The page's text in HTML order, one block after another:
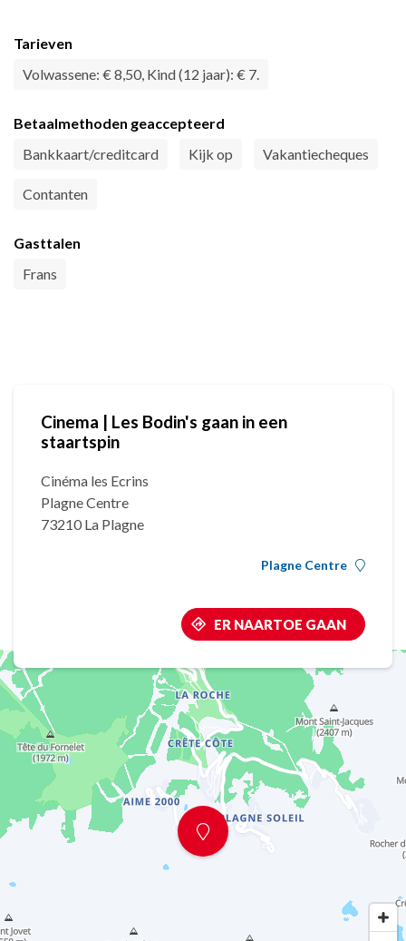
Tarieven
Volwassene: € 8,50, Kind (12 jaar): € 7.
Betaalmethoden geaccepteerd
Bankkaart/creditcard
Kijk op Vakantiecheques
Contanten
Gasttalen
Frans
Cinema | Les Bodin's gaan in een
staartspin
Cinéma les Ecrins
Plagne Centre
73210 La Plagne
Plagne Centre
ER NAARTOE GAAN